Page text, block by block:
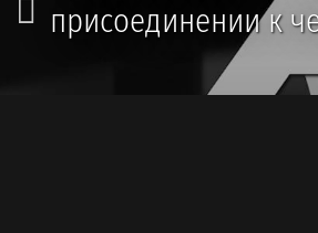
присоединении к